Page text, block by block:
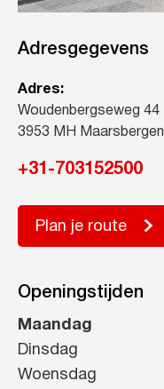
Adresgegevens
Adres:
Woudenbergseweg 44
3953 MH Maarsbergen
+31-703152500
Plan je route
Openingstijden
Maandag
Dinsdag
Woensdag